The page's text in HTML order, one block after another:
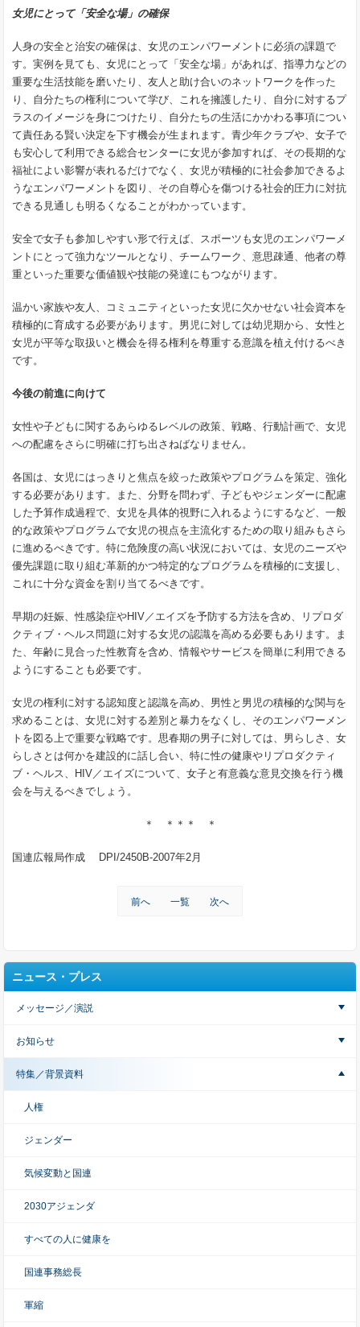
女児にとって「安全な場」の確保
人身の安全と治安の確保は、女児のエンパワーメントに必須の課題で
す。実例を見ても、女児にとって「安全な場」があれば、指導力などの
重要な生活技能を磨いたり、友人と助け合いのネットワークを作った
り、自分たちの権利について学び、これを擁護したり、自分に対するプ
ラスのイメージを身につけたり、自分たちの生活にかかわる事項につい
て責任ある賢い決定を下す機会が生まれます。青少年クラブや、女子で
も安心して利用できる総合センターに女児が参加すれば、その長期的な
福祉によい影響が表れるだけでなく、女児が積極的に社会参加できるよ
うなエンパワーメントを図り、その自尊心を傷つける社会的圧力に対抗
できる見通しも明るくなることがわかっています。
安全で女子も参加しやすい形で行えば、スポーツも女児のエンパワーメ
ントにとって強力なツールとなり、チームワーク、意思疎通、他者の尊
重といった重要な価値観や技能の発達にもつながります。
温かい家族や友人、コミュニティといった女児に欠かせない社会資本を
積極的に育成する必要があります。男児に対しては幼児期から、女性と
女児が平等な取扱いと機会を得る権利を尊重する意識を植え付けるべき
です。
今後の前進に向けて
女性や子どもに関するあらゆるレベルの政策、戦略、行動計画で、女児
への配慮をさらに明確に打ち出さねばなりません。
各国は、女児にはっきりと焦点を絞った政策やプログラムを策定、強化
する必要があります。また、分野を問わず、子どもやジェンダーに配慮
した予算作成過程で、女児を具体的視野に入れるようにするなど、一般
的な政策やプログラムで女児の視点を主流化するための取り組みもさら
に進めるべきです。特に危険度の高い状況においては、女児のニーズや
優先課題に取り組む革新的かつ特定的なプログラムを積極的に支援し、
これに十分な資金を割り当てるべきです。
早期の妊娠、性感染症やHIV／エイズを予防する方法を含め、リプロダ
クティブ・ヘルス問題に対する女児の認識を高める必要もあります。ま
た、年齢に見合った性教育を含め、情報やサービスを簡単に利用できる
ようにすることも必要です。
女児の権利に対する認知度と認識を高め、男性と男児の積極的な関与を
求めることは、女児に対する差別と暴力をなくし、そのエンパワーメン
トを図る上で重要な戦略です。思春期の男子に対しては、男らしさ、女
らしさとは何かを建設的に話し合い、特に性の健康やリプロダクティ
ブ・ヘルス、HIV／エイズについて、女子と有意義な意見交換を行う機
会を与えるべきでしょう。
＊ ＊＊＊ ＊
国連広報局作成 DPI/2450B-2007年2月
前へ 一覧 次へ
ニュース・プレス
メッセージ／演説
お知らせ
特集／背景資料
人権
ジェンダー
気候変動と国連
2030アジェンダ
すべての人に健康を
国連事務総長
軍縮